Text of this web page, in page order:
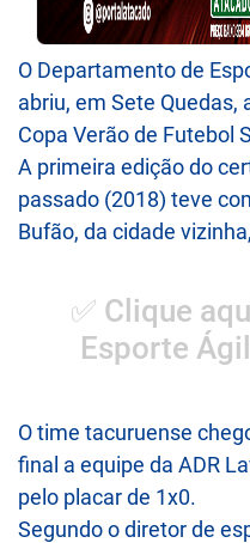
O Departamento de
abriu, em Sete Quedas,
Copa Verão de Futebol
A primeira edição do
passado (2018) teve
Bufão, da cidade
✅ Clique
Esporte
O time tacuruense
final a equipe da ADR
pelo placar de 1x0.
Segundo o diretor de